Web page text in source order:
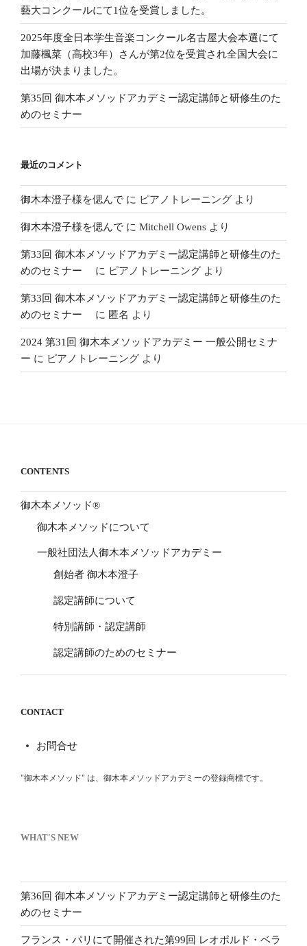
藝大コンクールにて1位を受賞しました。
2025年度全日本学生音楽コンクール名古屋大会本選にて
加藤楓菜（高校3年）さんが第2位を受賞され全国大会に
出場が決まりました。
第35回 御木本メソッドアカデミー認定講師と研修生のた
めのセミナー
最近のコメント
御木本澄子様を偲んで に ピアノトレーニング より
御木本澄子様を偲んで に Mitchell Owens より
第33回 御木本メソッドアカデミー認定講師と研修生のた
めのセミナー
に ピアノトレーニング より
第33回 御木本メソッドアカデミー認定講師と研修生のた
めのセミナー
に 匿名 より
2024 第31回 御木本メソッドアカデミー 一般公開セミナ
ー に ピアノトレーニング より
CONTENTS
御木本メソッド®
御木本メソッドについて
一般社団法人御木本メソッドアカデミー
創始者 御木本澄子
認定講師について
特別講師・認定講師
認定講師のためのセミナー
CONTACT
お問合せ
"御木本メソッド" は、御木本メソッドアカデミーの登録商標です。
WHAT'S NEW
第36回 御木本メソッドアカデミー認定講師と研修生のた
めのセミナー
フランス・パリにて開催された第99回 レオポルド・ベラ